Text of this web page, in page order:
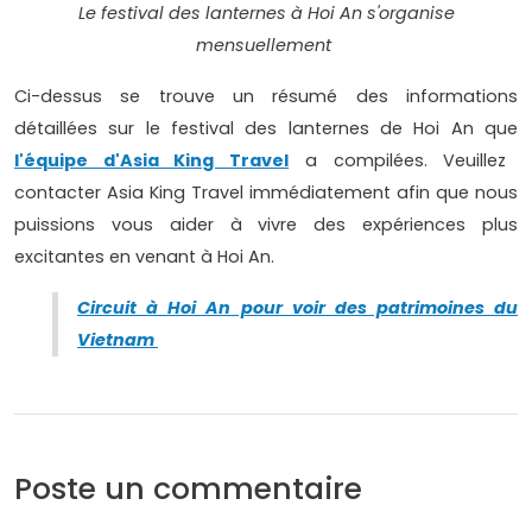
Le festival des lanternes à Hoi An s'organise
mensuellement
Ci-dessus se trouve un résumé des informations
détaillées sur le festival des lanternes de Hoi An que
l'équipe d'Asia King Travel a compilées. Veuillez
contacter Asia King Travel immédiatement afin que nous
puissions vous aider à vivre des expériences plus
excitantes en venant à Hoi An.
Circuit à Hoi An pour voir des patrimoines du
Vietnam
Poste un commentaire